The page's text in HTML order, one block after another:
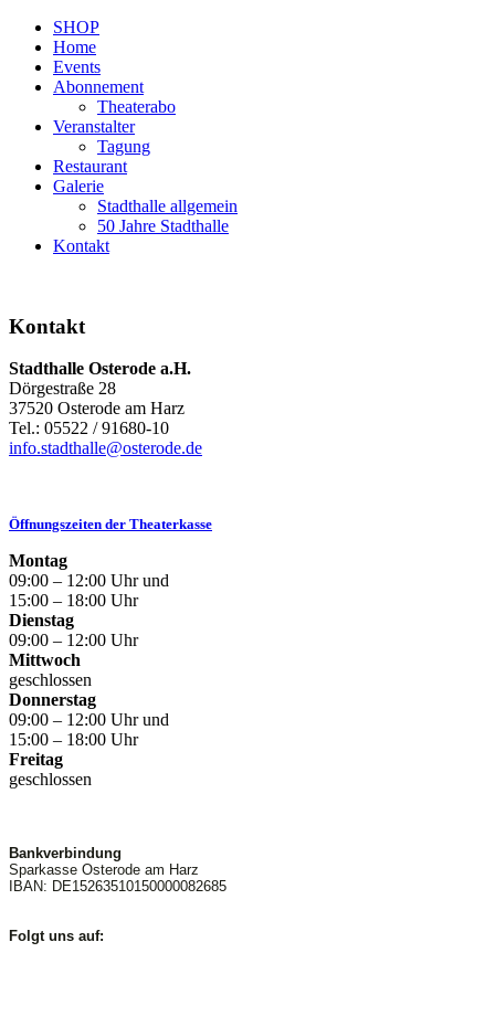
SHOP
Home
Events
Abonnement
Theaterabo
Veranstalter
Tagung
Restaurant
Galerie
Stadthalle allgemein
50 Jahre Stadthalle
Kontakt
Kontakt
Stadthalle Osterode a.H.
Dörgestraße 28
37520 Osterode am Harz
Tel.: 05522 / 91680-10
info.stadthalle@osterode.de
Öffnungszeiten der Theaterkasse
Montag
09:00 – 12:00 Uhr und
15:00 – 18:00 Uhr
Dienstag
09:00 – 12:00 Uhr
Mittwoch
geschlossen
Donnerstag
09:00 – 12:00 Uhr und
15:00 – 18:00 Uhr
Freitag
geschlossen
Bankverbindung
Sparkasse Osterode am Harz
IBAN: DE15263510150000082685
Folgt uns auf: